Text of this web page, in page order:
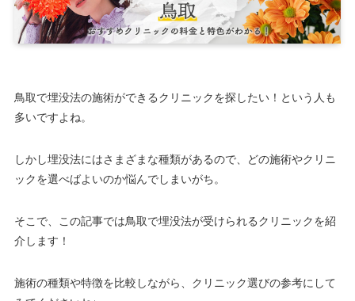
鳥取で埋没法の施術ができるクリニックを探したい！という人も
多いですよね。
しかし埋没法にはさまざまな種類があるので、どの施術やクリニ
ックを選べばよいのか悩んでしまいがち。
そこで、この記事では鳥取で埋没法が受けられるクリニックを紹
介します！
施術の種類や特徴を比較しながら、クリニック選びの参考にして